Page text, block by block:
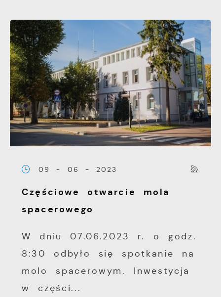
09 - 06 - 2023
Częściowe otwarcie mola
spacerowego
W dniu 07.06.2023 r. o godz.
8:30 odbyło się spotkanie na
molo spacerowym. Inwestycja
w części...